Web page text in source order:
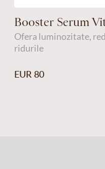
Booster Serum
Ofera luminozitate,
ridurile
EUR 80